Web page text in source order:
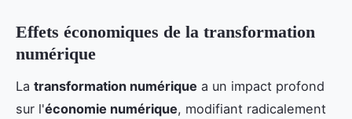
Effets économiques de la transformation
numérique
La transformation numérique a un impact profond
sur l'économie numérique, modifiant radicalement